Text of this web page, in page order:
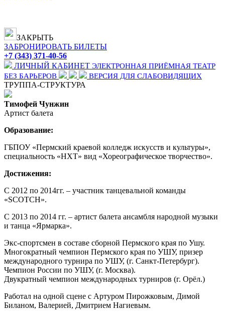
ЗАКРЫТЬ
ЗАБРОНИРОВАТЬ БИЛЕТЫ
+7 (343) 371-40-56
ЛИЧНЫЙ КАБИНЕТ ЭЛЕКТРОННАЯ ПРИЁМНАЯ ТЕАТР
БЕЗ БАРЬЕРОВ
ВЕРСИЯ ДЛЯ СЛАБОВИДЯЩИХ
ТРУППА-СТРУКТУРА
Тимофей Чунжин
Артист балета
Образование:
ГБПОУ «Пермский краевой колледж искусств и культуры»,
специальность «НХТ» вид «Хореографическое творчество».
Достижения:
С 2012 по 2014гг. – участник танцевальной команды
«SCOTCH».
С 2013 по 2014 гг. – артист балета ансамбля народной музыки
и танца «Ярмарка».
Экс-спортсмен в составе сборной Пермского края по Ушу.
Многократный чемпион Пермского края по УШУ, призер
международного турнира по УШУ, (г. Санкт-Петербург).
Чемпион России по УШУ, (г. Москва).
Двукратный чемпион международных турниров (г. Орёл.)
Работал на одной сцене с Артуром Пирожковым, Димой
Биланом, Валерией, Дмитрием Нагиевым.